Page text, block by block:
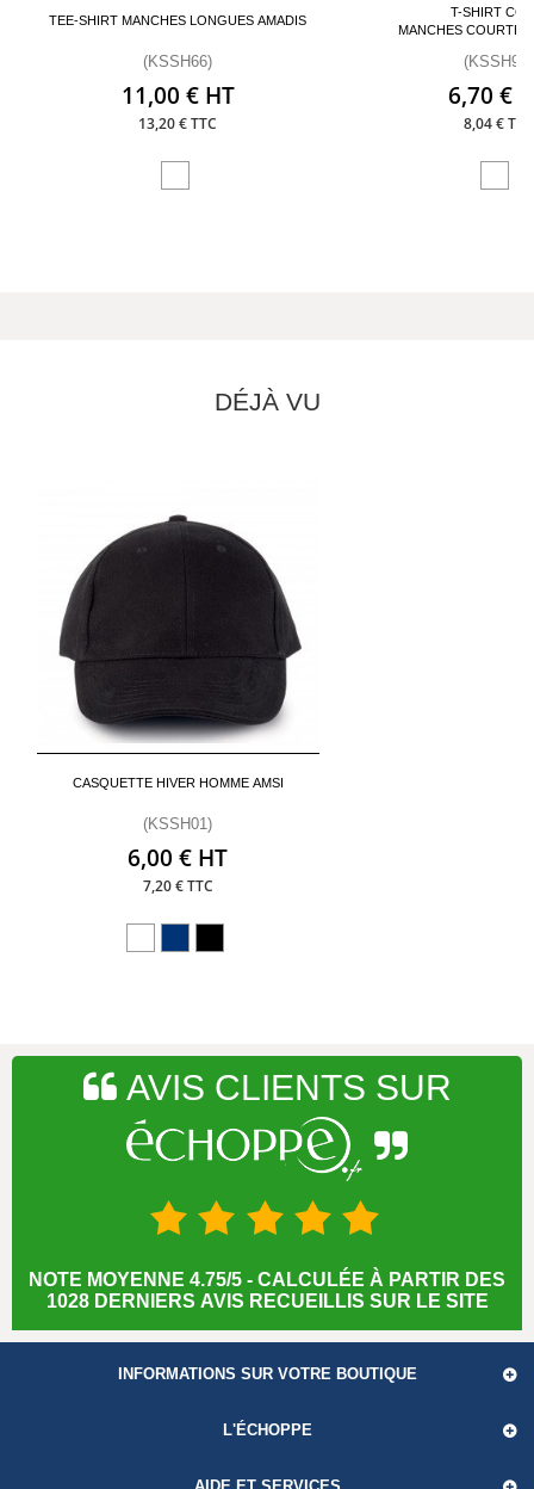
TEE-SHIRT MANCHES LONGUES AMADIS
(KSSH66)
11,00 € HT
13,20 € TTC
T-SHIRT
MANCHES
(KSSH92)
6,70 €
8,04 € TTC
DÉJÀ VU
CASQUETTE HIVER HOMME AMSI
(KSSH01)
6,00 € HT
7,20 € TTC
NOTE MOYENNE 4.75/5 - CALCULÉE À PARTIR DES
1028 DERNIERS AVIS RECUEILLIS SUR LE SITE
INFORMATIONS SUR VOTRE BOUTIQUE
L'ÉCHOPPE